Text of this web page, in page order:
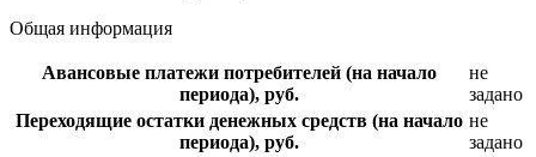
Общая информация
Авансовые платежи потребителей (на начало
периода), руб.
не
задано
Переходящие остатки денежных средств (на начало
периода), руб.
не
задано